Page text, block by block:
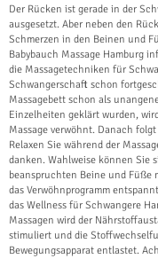
Der Rücken ist gerade in der
ausgesetzt. Aber neben den
Schmerzen in den Beinen und
Babybauch Massage Hamburg
die Massagetechniken für
Schwangerschaft schon
Massagebett schon als
Einzelheiten geklärt wurden,
Massage verwöhnt. Danach
Relaxen Sie während der
danken. Wahlweise können Sie
beanspruchten Beine und Füße
das Verwöhnprogramm
das Wellness für Schwangere
Massagen wird der
stimuliert und die
Bewegungsapparat entlastet.